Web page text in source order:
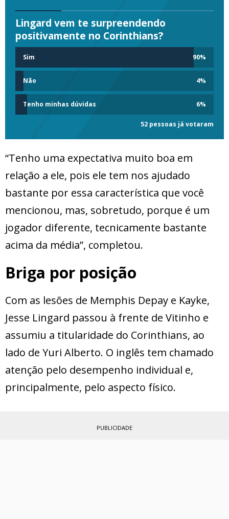
Lingard vem te surpreendendo
positivamente no Corinthians?
Sim 90%
Não 4%
Tenho minhas dúvidas 6%
52 pessoas já votaram
“Tenho uma expectativa muito boa em
relação a ele, pois ele tem nos ajudado
bastante por essa característica que você
mencionou, mas, sobretudo, porque é um
jogador diferente, tecnicamente bastante
acima da média”, completou.
Briga por posição
Com as lesões de Memphis Depay e Kayke,
Jesse Lingard passou à frente de Vitinho e
assumiu a titularidade do Corinthians, ao
lado de Yuri Alberto. O inglês tem chamado
atenção pelo desempenho individual e,
principalmente, pelo aspecto físico.
PUBLICIDADE